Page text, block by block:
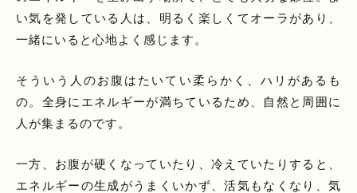
い気を発している人は、明るく楽しくてオーラがあり、
一緒にいると心地よく感じます。
そういう人のお腹はたいてい柔らかく、ハリがあるも
の。全身にエネルギーが満ちているため、自然と周囲に
人が集まるのです。
一方、お腹が硬くなっていたり、冷えていたりすると、
エネルギーの生成がうまくいかず、活気もなくなり、気